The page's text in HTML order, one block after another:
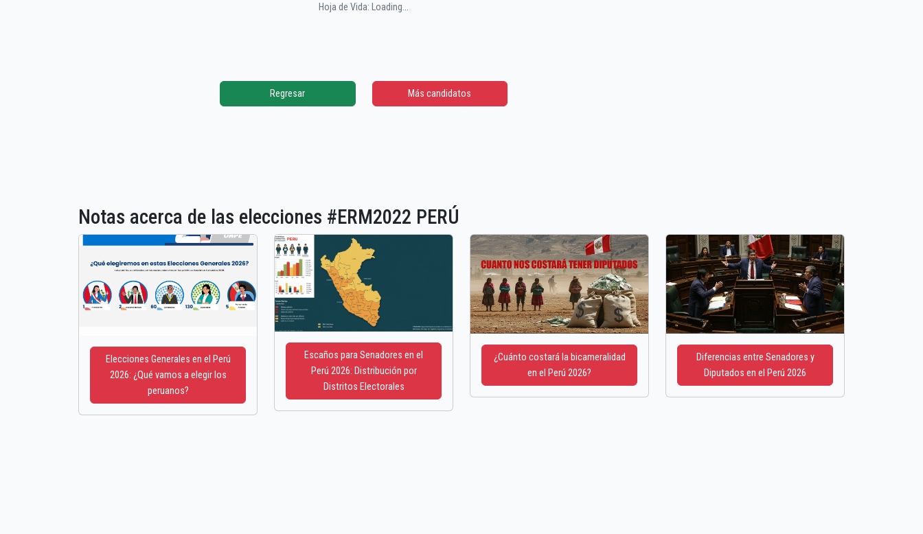
Hoja de Vida: Loading...
Regresar Más candidatos
Notas acerca de las elecciones #ERM2022 PERÚ
Elecciones Generales en el Perú
2026: ¿Qué vamos a elegir los
peruanos?
Escaños para Senadores en el
Perú 2026: Distribución por
Distritos Electorales
¿Cuánto costará la bicameralidad
en el Perú 2026?
Diferencias entre Senadores y
Diputados en el Perú 2026